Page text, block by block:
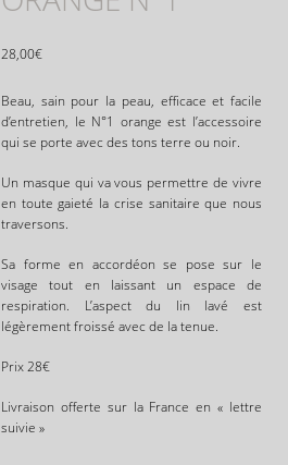
28,00€
Beau, sain pour la peau, efficace et facile
d’entretien, le N°1 orange est l’accessoire
qui se porte avec des tons terre ou noir.
Un masque qui va vous permettre de vivre
en toute gaieté la crise sanitaire que nous
traversons.
Sa forme en accordéon se pose sur le
visage tout en laissant un espace de
respiration. L’aspect du lin lavé est
légèrement froissé avec de la tenue.
Prix 28€
Livraison offerte sur la France en « lettre
suivie »